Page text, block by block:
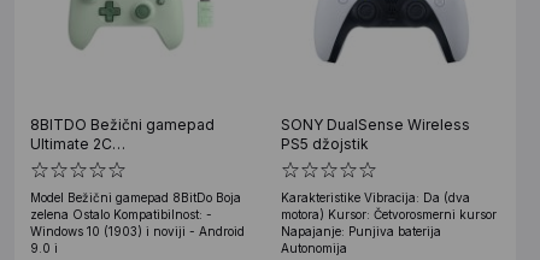
8BITDO Bežični gamepad
Ultimate 2C
Windows/Android/Tri-
mode/HallEffect/Vibracija/typeC/Green
Edition
Model Bežični gamepad 8BitDo Boja
zelena Ostalo Kompatibilnost: -
Windows 10 (1903) i noviji - Android
9.0 i
SONY DualSense Wireless
PS5 džojstik
Karakteristike Vibracija: Da (dva
motora) Kursor: Četvorosmerni kursor
Napajanje: Punjiva baterija
Autonomija